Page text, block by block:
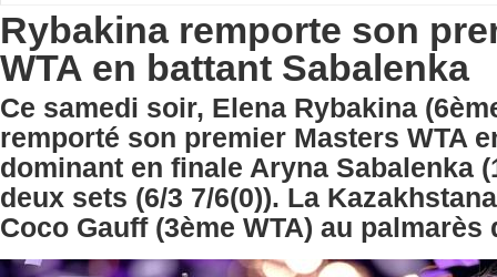
Rybakina remporte son
WTA en battant Sabalenka
Ce samedi soir, Elena Rybakina
remporté son premier Masters WTA
dominant en finale Aryna Sabalenka
deux sets (6/3 7/6(0)). La
Coco Gauff (3ème WTA) au palmarès